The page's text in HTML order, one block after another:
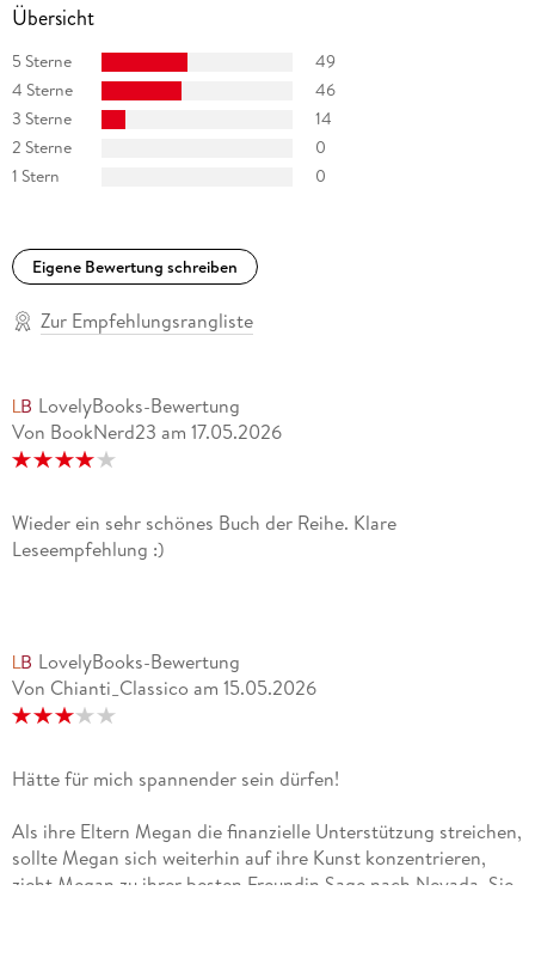
Übersicht
5 Sterne
49
4 Sterne
46
3 Sterne
14
2 Sterne
0
1 Stern
0
Eigene Bewertung schreiben
Zur Empfehlungsrangliste
LovelyBooks-Bewertung
Von BookNerd23 am 17.05.2026
Wieder ein sehr schönes Buch der Reihe. Klare
Leseempfehlung :)
LovelyBooks-Bewertung
Von Chianti_Classico am 15.05.2026
Hätte für mich spannender sein dürfen!
Als ihre Eltern Megan die finanzielle Unterstützung streichen,
sollte Megan sich weiterhin auf ihre Kunst konzentrieren,
zieht Megan zu ihrer besten Freundin Sage nach Nevada. Sie